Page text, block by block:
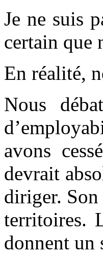
Je ne suis
certain que
En réalité,
Nous
avons
devrait
diriger.
territoires.
donnent un